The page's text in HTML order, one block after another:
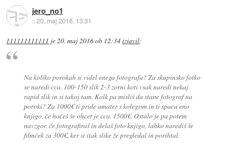
jero_no1
::20. maj 2016, 13:31
111111111111 je20. maj 2016 ob 12:34izjavil:
Na koliko porokah si videl enega fotografa? Za skupinsko fotko
se naredi cca. 100-150 slik 2-3 zorni koti vsak naredi nekaj
rapid slik in si takoj tam. Kolk pa misliš da stane fotograf na
poroki? Za 1000€ ti pride amater s kolegom in ti spaca eno
knjigo, če hočeš še ohcet je cca. 1500€. Ostalo je pa potem
navzgor. če fotografiraš in delaš foto knjigo, lahko narediš še
filmček za 300€, ker si itak slike že pregledal in porihtal.